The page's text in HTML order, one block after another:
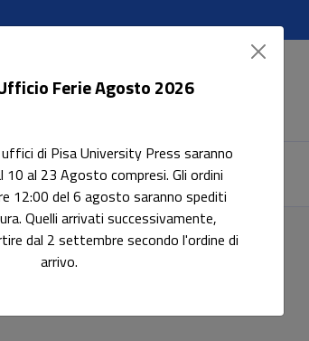
Pubblica con noi
Ferie Agosto 2026
di Pisa University Press saranno
10 al 23 Agosto compresi. Gli ordini
12:00 del 6 agosto saranno spediti
Quelli arrivati successivamente,
dal 2 settembre secondo l'ordine di
arrivo.